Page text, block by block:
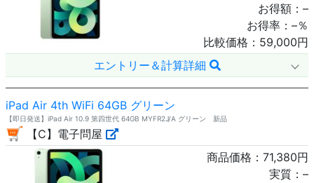
お得額： –
お得率： –％
比較価格： 59,000円
エントリー＆計算詳細
iPad Air 4th WiFi 64GB グリーン
【即日発送】iPad Air 10.9 第四世代 64GB MYFR2J/A グリーン 新品
【C】電子問屋
商品価格： 71,380円
実質： –